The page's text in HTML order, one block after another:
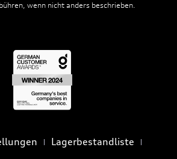
wenn nicht anders beschrieben.
Lagerbestandliste